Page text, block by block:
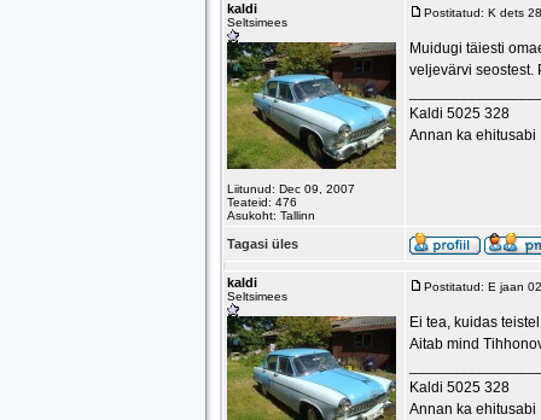
kaldi
Seltsimees
Liitunud: Dec 09, 2007
Teateid: 476
Asukoht: Tallinn
Postitatud: K dets
Muidugi täiesti
veljevärvi seostest.
Kaldi 5025 328
Annan ka ehitusabi
Tagasi üles
kaldi
Seltsimees
Postitatud: E jaan
Ei tea, kuidas
Aitab mind
Kaldi 5025 328
Annan ka ehitusabi